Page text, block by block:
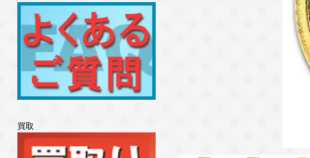
買取